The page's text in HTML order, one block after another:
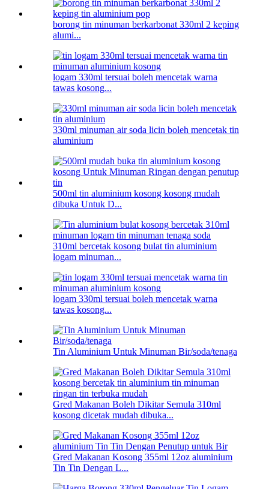
borong tin minuman berkarbonat 330ml 2 keping
alumi...
logam 330ml tersuai boleh mencetak warna
tawas kosong...
330ml minuman air soda licin boleh mencetak tin
aluminium
500ml tin aluminium kosong kosong mudah
dibuka Untuk D...
310ml bercetak kosong bulat tin aluminium
logam minuman...
logam 330ml tersuai boleh mencetak warna
tawas kosong...
Tin Aluminium Untuk Minuman Bir/soda/tenaga
Gred Makanan Boleh Dikitar Semula 310ml
kosong dicetak mudah dibuka...
Gred Makanan Kosong 355ml 12oz aluminium
Tin Tin Dengan L...